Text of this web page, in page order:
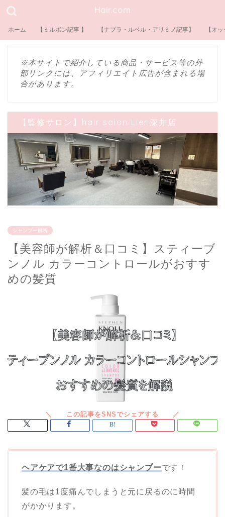
Hair.com
ホーム 【ミルボン記事 】 【ナプラ・ルベル・アリミノ記事】 【オ
※本サイトで紹介している商品・サービス等の外
部リンクには、アフィリエイト広告が含まれる場
合があります。
【監修サロン】hair salon Lien深井店
シャンプー解析
【美容師が解析＆口コミ】スティーブ
ンノル カラーコントロールがおすす
めの髪質
ヘアケアで1番大事なのはシャンプーです！
髪の毛は1度痛んでしまうと元に戻るのに時間
がかかります。